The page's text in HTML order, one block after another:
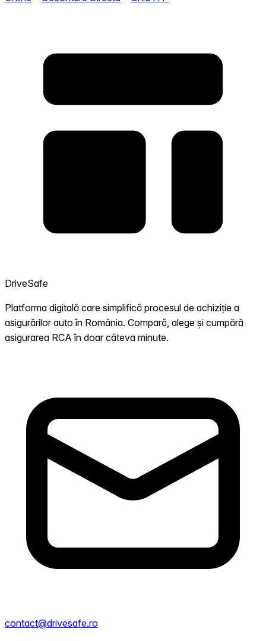
DriveSafe
Platforma digitală care simplifică procesul de achiziție a
asigurărilor auto în România. Compară, alege și cumpără
asigurarea RCA în doar câteva minute.
contact@drivesafe.ro